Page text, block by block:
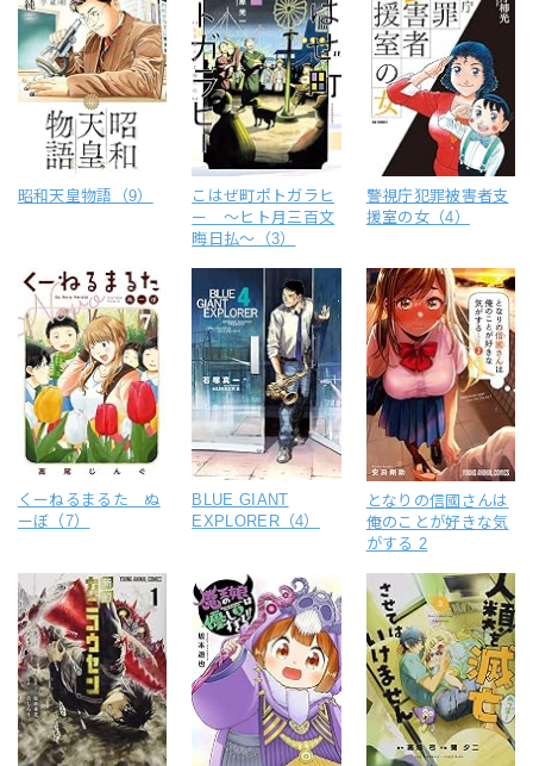
昭和天皇物語（9）
こはぜ町ポトガラヒ
ー ～ヒト月三百文
晦日払～（3）
警視庁犯罪被害者支
援室の女（4）
くーねるまるた ぬ
ーぼ（7）
BLUE GIANT
EXPLORER（4）
となりの信國さんは
俺のことが好きな気
がする 2